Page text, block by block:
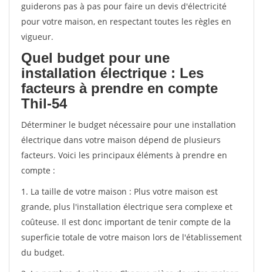
guiderons pas à pas pour faire un devis d'électricité
pour votre maison, en respectant toutes les règles en
vigueur.
Quel budget pour une
installation électrique : Les
facteurs à prendre en compte
Thil-54
Déterminer le budget nécessaire pour une installation
électrique dans votre maison dépend de plusieurs
facteurs. Voici les principaux éléments à prendre en
compte :
1. La taille de votre maison : Plus votre maison est
grande, plus l'installation électrique sera complexe et
coûteuse. Il est donc important de tenir compte de la
superficie totale de votre maison lors de l'établissement
du budget.